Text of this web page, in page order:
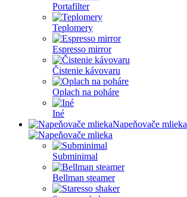
Portafilter
Teplomery
Espresso mirror
Čistenie kávovaru
Oplach na poháre
Iné
Napeňovače mlieka
Subminimal
Bellman steamer